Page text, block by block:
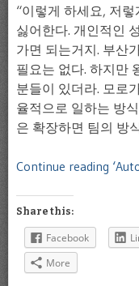
“이렇게 하세요, 저
싫어한다. 개인적인
가면 되는거지. 부산
필요는 없다. 하지만
분들이 있더라. 모로
율적으로 일하는 방
은 확장하면 팀의 방
Continue reading
Share this:
Facebook
More